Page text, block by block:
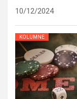
10/12/2024
KOLUMNE